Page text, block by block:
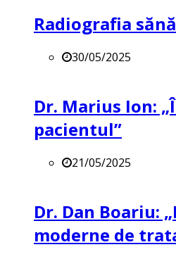
Radiografia
30/05/2025
Dr. Marius Ion:
pacientul”
21/05/2025
Dr. Dan Boariu:
moderne de